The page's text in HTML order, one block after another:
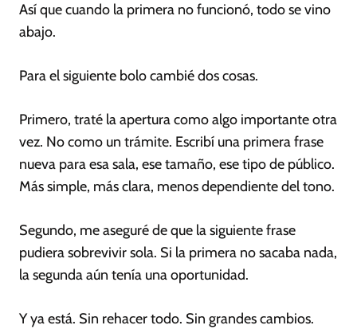
Así que cuando la primera no funcionó, todo se vino
abajo.
Para el siguiente bolo cambié dos cosas.
Primero, traté la apertura como algo importante otra
vez. No como un trámite. Escribí una primera frase
nueva para esa sala, ese tamaño, ese tipo de público.
Más simple, más clara, menos dependiente del tono.
Segundo, me aseguré de que la siguiente frase
pudiera sobrevivir sola. Si la primera no sacaba nada,
la segunda aún tenía una oportunidad.
Y ya está. Sin rehacer todo. Sin grandes cambios.